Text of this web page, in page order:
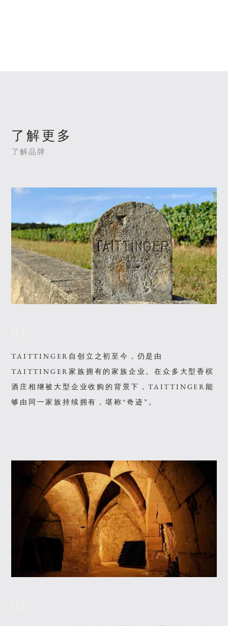
了解更多
了解品牌
TAITTINGER自创立之初至今，仍是由
TAITTINGER家族拥有的家族企业。在众多大型香槟
酒庄相继被大型企业收购的背景下，TAITTINGER能
够由同一家族持续拥有，堪称“奇迹”。